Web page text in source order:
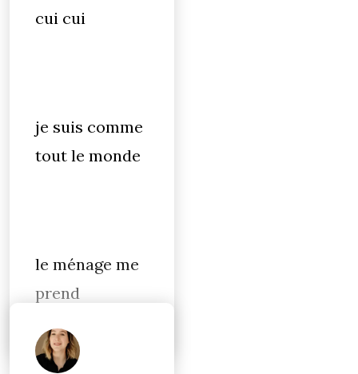
cui cui
je suis comme
tout le monde
le ménage me
prend